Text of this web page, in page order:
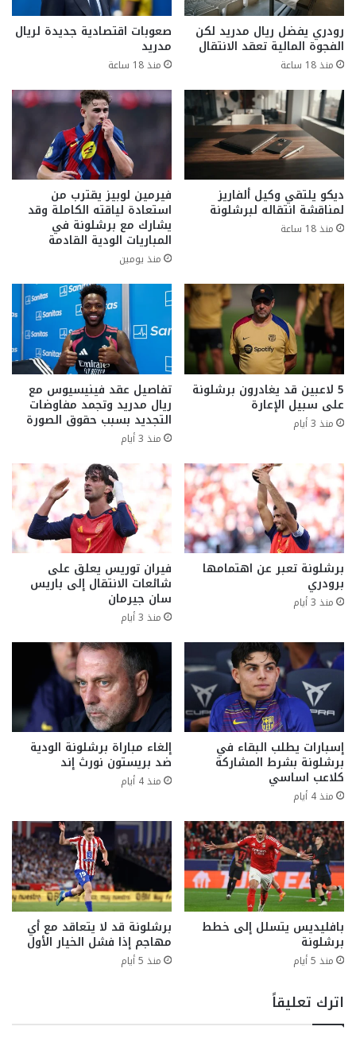
رودري يفضل ريال مدريد لكن
الفجوة المالية تعقد الانتقال
منذ 18 ساعة
صعوبات اقتصادية جديدة لريال
مدريد
منذ 18 ساعة
ديكو يلتقي وكيل ألفاريز
لمناقشة انتقاله لبرشلونة
منذ 18 ساعة
فيرمين لوبيز يقترب من
استعادة لياقته الكاملة وقد
يشارك مع برشلونة في
المباريات الودية القادمة
منذ يومين
5 لاعبين قد يغادرون برشلونة
على سبيل الإعارة
منذ 3 أيام
تفاصيل عقد فينيسيوس مع
ريال مدريد وتجمد مفاوضات
التجديد بسبب حقوق الصورة
منذ 3 أيام
برشلونة تعبر عن اهتمامها
برودري
منذ 3 أيام
فيران توريس يعلق على
شائعات الانتقال إلى باريس
سان جيرمان
منذ 3 أيام
إسبارات يطلب البقاء في
برشلونة بشرط المشاركة
كلاعب اساسي
منذ 4 أيام
إلغاء مباراة برشلونة الودية
ضد بريستون نورث إند
منذ 4 أيام
بافليديس يتسلل إلى خطط
برشلونة
منذ 5 أيام
برشلونة قد لا يتعاقد مع أي
مهاجم إذا فشل الخيار الأول
منذ 5 أيام
اترك تعليقاً